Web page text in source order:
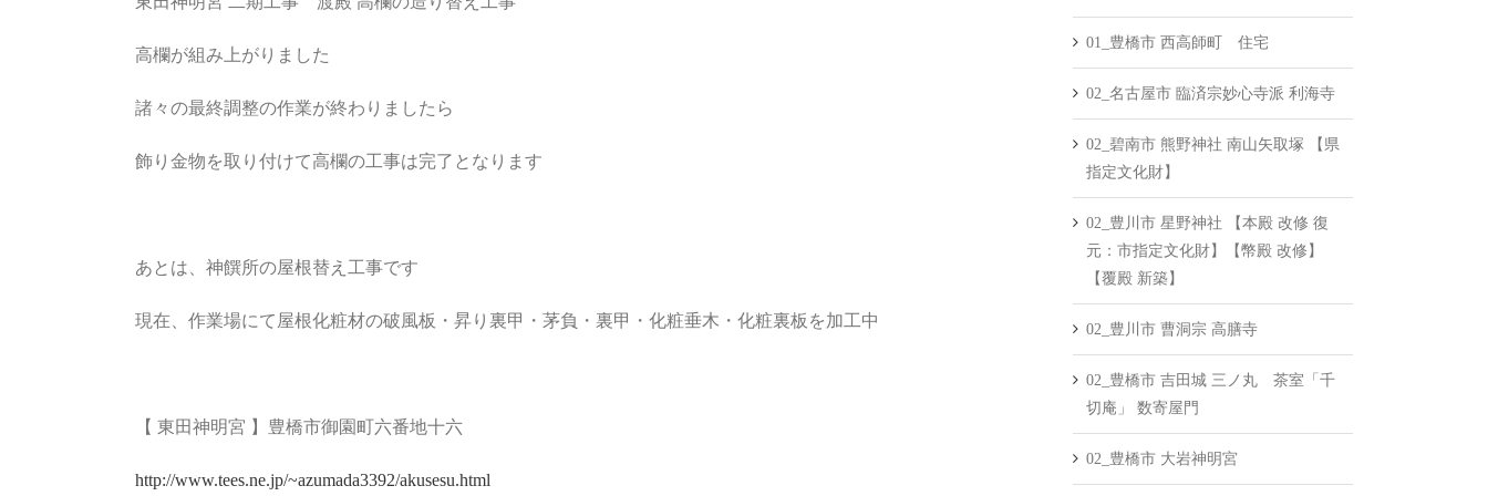
高欄が組み上がりました
諸々の最終調整の作業が終わりましたら
飾り金物を取り付けて高欄の工事は完了となります
あとは、神饌所の屋根替え工事です
現在、作業場にて屋根化粧材の破風板・昇り裏甲・茅負・裏甲・化粧垂木・化粧裏板を加工中
【 東田神明宮 】豊橋市御園町六番地十六
http://www.tees.ne.jp/~azumada3392/akusesu.html
01_豊橋市 西高師町 住宅
02_名古屋市 臨済宗妙心寺派 利海寺
02_碧南市 熊野神社 南山矢取塚 【県
指定文化財】
02_豊川市 星野神社 【本殿 改修 復
元：市指定文化財】【幣殿 改修】
【覆殿 新築】
02_豊川市 曹洞宗 高膳寺
02_豊橋市 吉田城 三ノ丸 茶室「千
切庵」 数寄屋門
02_豊橋市 大岩神明宮